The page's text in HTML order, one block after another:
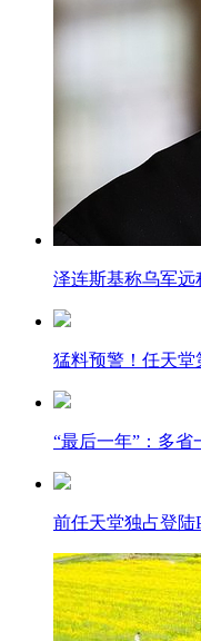
泽连斯基称乌军远
猛料预警！任天堂
“最后一年”：多省
前任天堂独占登陆